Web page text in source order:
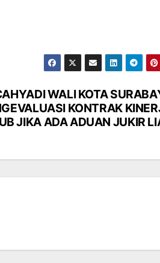
WALI KOTA
KONTRAK
JIKA ADA ADUAN JUKIR